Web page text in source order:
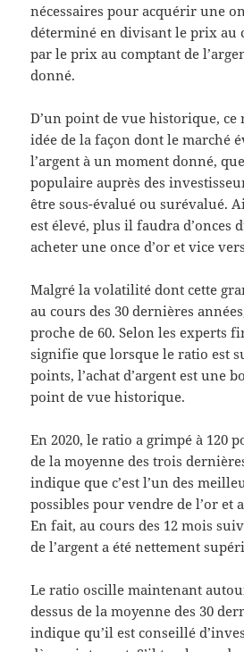
nécessaires pour acquérir une
déterminé en divisant le prix au
par le prix au comptant de
donné.
D’un point de vue historique,
idée de la façon dont le marché
l’argent à un moment donné,
populaire auprès des
être sous-évalué ou surévalué.
est élevé, plus il faudra d’onces
acheter une once d’or et vice
Malgré la volatilité dont cette
au cours des 30 dernières
proche de 60. Selon les experts
signifie que lorsque le ratio est
points, l’achat d’argent est une
point de vue historique.
En 2020, le ratio a grimpé à 120
de la moyenne des trois
indique que c’est l’un des
possibles pour vendre de l’or et
En fait, au cours des 12 mois
de l’argent a été nettement
Le ratio oscille maintenant
dessus de la moyenne des 30
indique qu’il est conseillé